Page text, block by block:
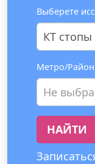
Выберете
КТ стопы
Метро/Район
Не
НАЙТИ